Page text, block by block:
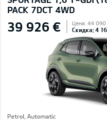
PACK 7DCT 4WD
39 926 € Цена: 44 090
Скидка: 4
Petrol, Automatic